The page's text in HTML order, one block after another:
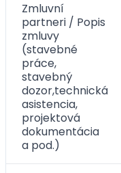
Zmluvní
partneri / Popis
zmluvy
(stavebné
práce,
stavebný
dozor,technická
asistencia,
projektová
dokumentácia
a pod.)